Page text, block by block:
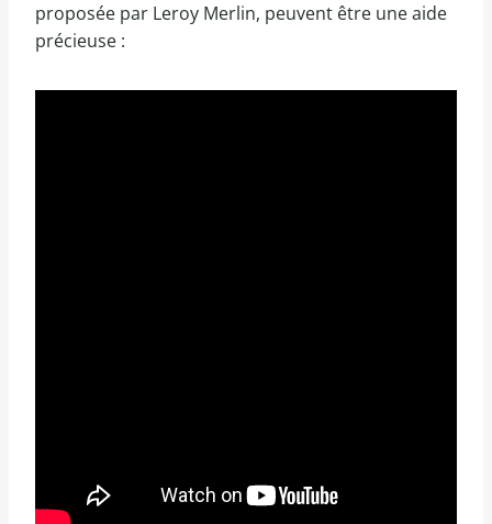
proposée par Leroy Merlin, peuvent être une aide
précieuse :